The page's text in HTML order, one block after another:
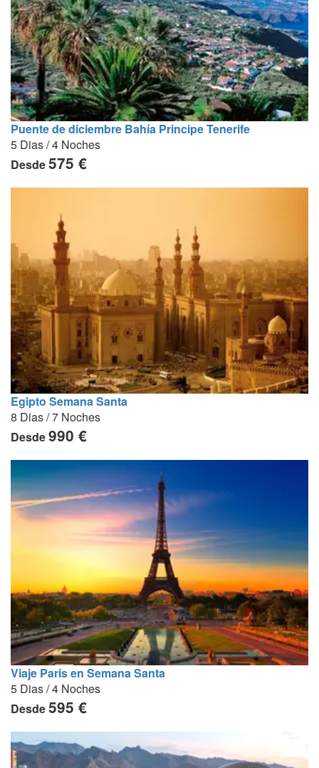
Puente de diciembre Bahía Principe Tenerife
5 Dias / 4 Noches
Desde575 €
Egipto Semana Santa
8 Dias / 7 Noches
Desde990 €
Viaje Paris en Semana Santa
5 Dias / 4 Noches
Desde595 €